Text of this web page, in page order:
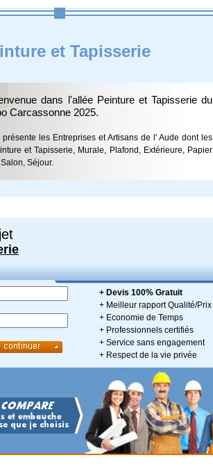
et Tapisserie
dans l'allée Peinture et Tapisserie du
Carcassonne 2025.
les Entreprises et Artisans de l' Aude dont les
et Tapisserie, Murale, Plafond, Extérieure, Papier
Séjour.
+ Devis 100% Gratuit
+ Meilleur rapport Qualité/Prix
+ Economie de Temps
+ Professionnels certifiés
+ Service sans engagement
+ Respect de la vie privée